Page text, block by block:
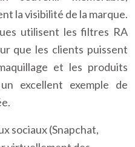
la visibilité de la marque.
utilisent les filtres RA
que les clients puissent
et les produits
excellent exemple de
sociaux (Snapchat,